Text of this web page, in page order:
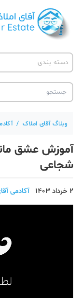
دسته بندی
آقای مشاور املاک
آکادمی آقای املاک
آموزش املاک
آموزش پلتفرم آقای املاک
اخبار مسکن
تحلیل مسکن
وبلاگ آقای املاک /
آموزش عشق
شجاعی
2 خرداد 1403 آکادمی